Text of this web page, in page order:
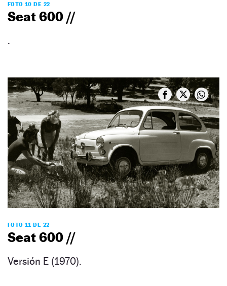
FOTO 10 DE 22
Seat 600 //
.
FOTO 11 DE 22
Seat 600 //
Versión E (1970).